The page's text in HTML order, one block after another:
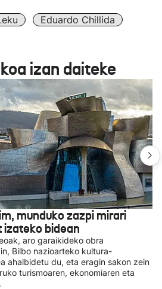
Eduardo Chillida
izan daiteke
munduko zazpi mirari
bidean
aro garaikideko obra
Bilbo nazioarteko kultura-
ahalbidetu du, eta eragin sakon zein
turismoaren, ekonomiaren eta